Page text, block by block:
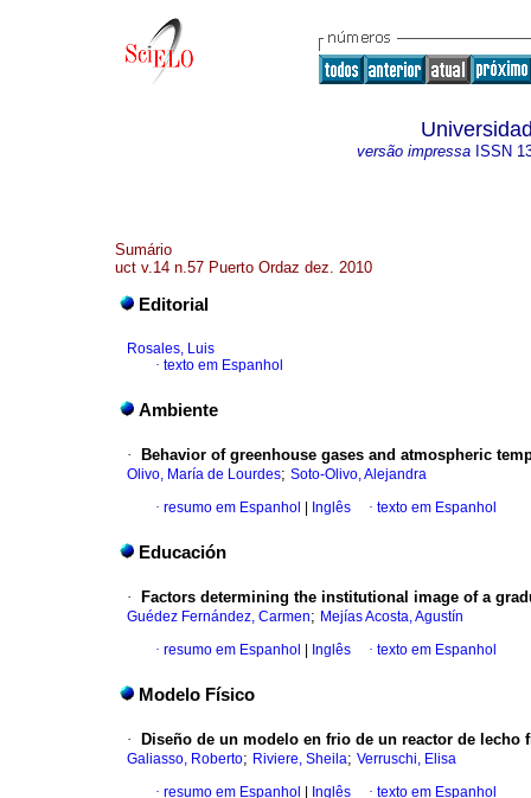
versão impressa ISSN
Sumário
uct v.14 n.57 Puerto Ordaz dez. 2010
Editorial
Rosales, Luis
· texto em Espanhol
Ambiente
· Behavior of greenhouse gases and atmospheric
Olivo, María de Lourdes; Soto-Olivo, Alejandra
· resumo em Espanhol Inglês · texto em Espanhol
Educación
· Factors determining the institutional image of a
Guédez Fernández, Carmen; Mejías Acosta, Agustín
· resumo em Espanhol Inglês · texto em Espanhol
Modelo Físico
· Diseño de un modelo en frio de un reactor de lecho
Galiasso, Roberto; Riviere, Sheila; Verruschi, Elisa
· resumo em Espanhol Inglês · texto em Espanhol